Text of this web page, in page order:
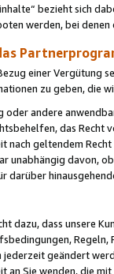
bezieht sich
werden, bei
einer Vergütung
zu geben, die
oder andere
das
nach geltendem
unabhängig davon,
darüber
dazu, dass unsere
geändert
an Sie wenden, die